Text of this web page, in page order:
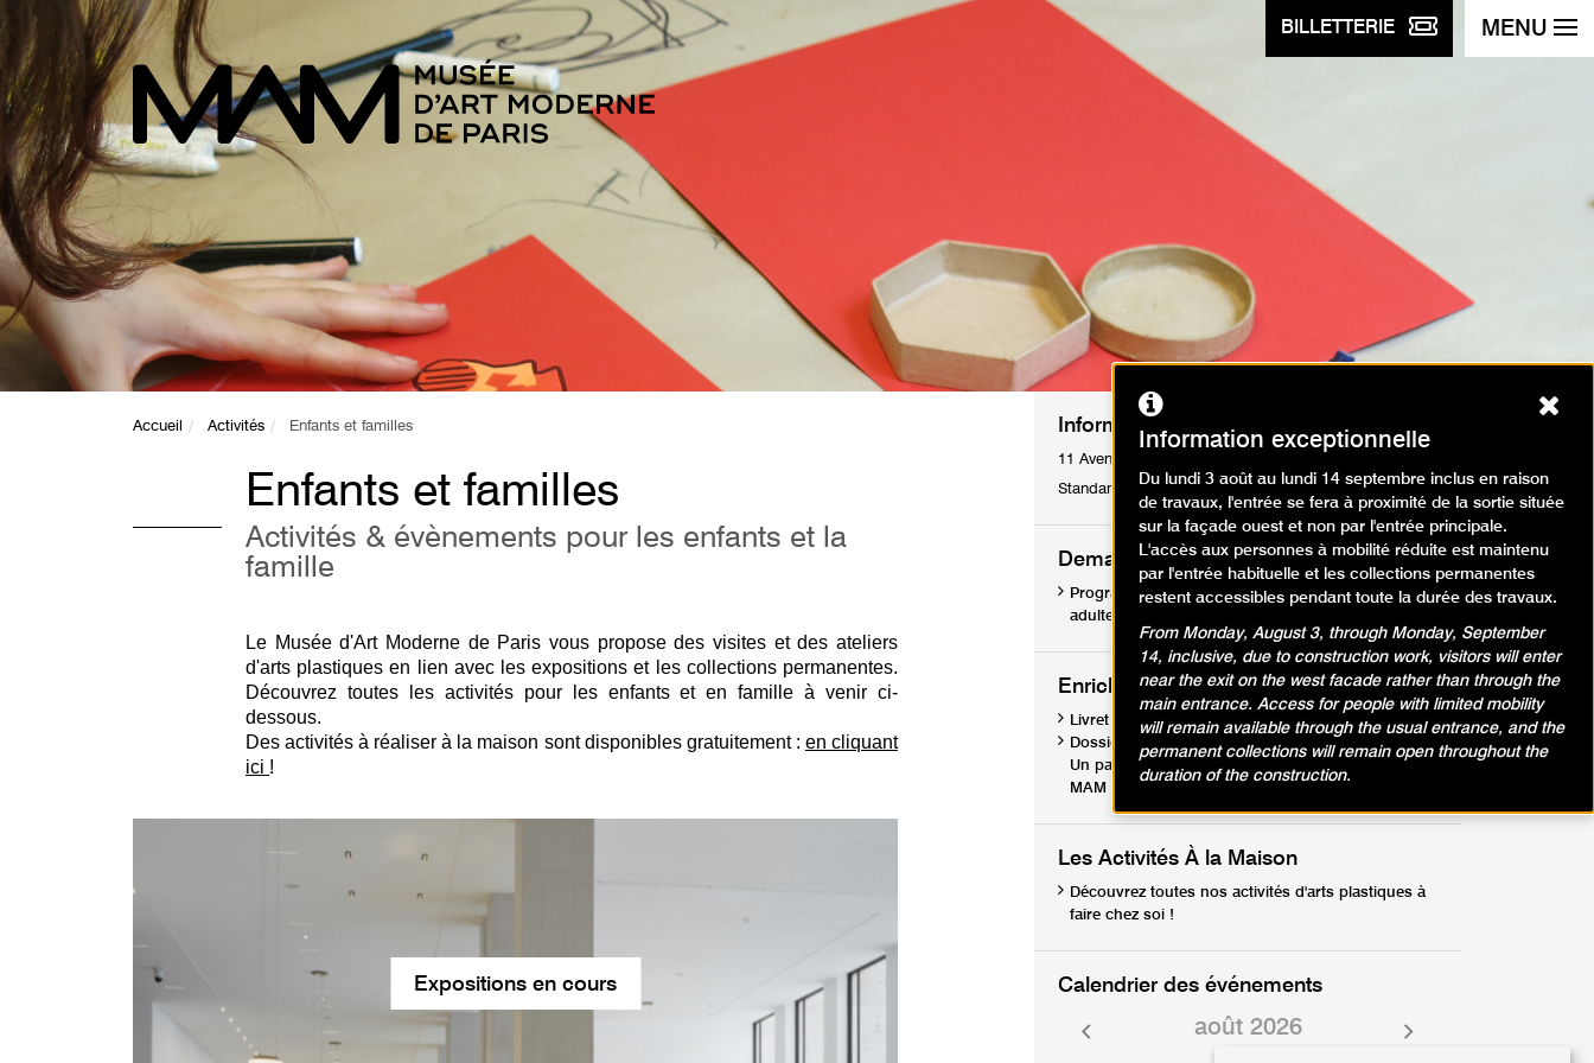
BILLETTERIE MENU
Accueil Activités Enfants et familles
Enfants et familles
Activités & évènements pour les enfants et la
famille
Le Musée d'Art Moderne de Paris vous propose des visites et des ateliers
d'arts plastiques en lien avec les expositions et les collections permanentes.
Découvrez toutes les activités pour les enfants et en famille à venir ci-
dessous.
Des activités à réaliser à la maison sont disponibles gratuitement : en cliquant
ici !
Expositions en cours
Informations pratiques
11 Avenue du Président Wilson 75116 Paris
Standard : Tél. +33 1 53 67 40 00
Demandez le programme !
Programme activités en famille, enfants, ados,
adultes - avril-août26 (PDF, 12.57 Mo)
Enrichir votre visite
Livret en famille - Les collections (PDF, 1.75 Mo)
Dossier pédagogique La matérialité de la peinture
Un parcours dans les collections et expositions du
MAM de Paris (PDF, 5.86 Mo)
Les Activités À la Maison
Découvrez toutes nos activités d'arts plastiques à
faire chez soi !
Calendrier des événements
août 2026
Mois
Mois
Information exceptionnelle
Du lundi 3 août au lundi 14 septembre inclus en raison
de travaux, l'entrée se fera à proximité de la sortie située
sur la façade ouest et non par l'entrée principale.
L'accès aux personnes à mobilité réduite est maintenu
par l'entrée habituelle et les collections permanentes
restent accessibles pendant toute la durée des travaux.
From Monday, August 3, through Monday, September
14, inclusive, due to construction work, visitors will enter
near the exit on the west facade rather than through the
main entrance. Access for people with limited mobility
will remain available through the usual entrance, and the
permanent collections will remain open throughout the
duration of the construction.